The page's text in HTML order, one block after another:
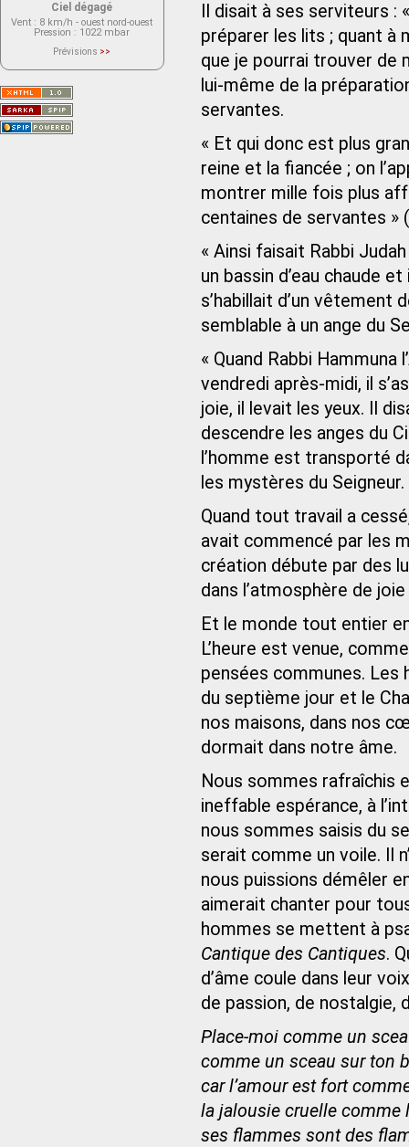
Il disait à ses serviteurs
préparer les lits ; quant à
que je pourrai trouver de
lui-même de la
servantes.
« Et qui donc est plus
reine et la fiancée ; on
montrer mille fois plus
centaines de servantes » (
« Ainsi faisait Rabbi
un bassin d’eau chaude
s’habillait d’un vêtement
semblable à un ange du
« Quand Rabbi Hammuna
vendredi après-midi, il
joie, il levait les yeux. Il
descendre les anges du
l’homme est transporté
les mystères du
Quand tout travail a
avait commencé par les
création débute par des
dans l’atmosphère de
Et le monde tout entier
L’heure est venue,
pensées communes. Les
du septième jour et le
nos maisons, dans nos
dormait dans notre âme.
Nous sommes rafraîchis
ineffable espérance, à
nous sommes saisis du
serait comme un voile. Il
nous puissions démêler
aimerait chanter pour
hommes se mettent à
Cantique des Cantiques.
d’âme coule dans leur
de passion, de nostalgie,
Place-moi comme un
comme un sceau sur ton
car l’amour est fort
la jalousie cruelle comme
ses flammes sont des
Ciel dégagé
Vent : 8 km/h - ouest nord-ouest
Pression : 1022 mbar
Prévisions >>
actuellement aucune prévision
Saint-Nom.
Veuillez consulter le message du
service ci-dessous.
(401 - Invalid API key. Please see
https://openweathermap.org/faq#error401